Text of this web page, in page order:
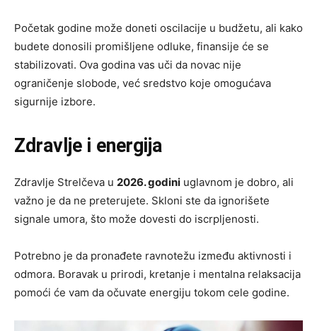
Početak godine može doneti oscilacije u budžetu, ali kako
budete donosili promišljene odluke, finansije će se
stabilizovati. Ova godina vas uči da novac nije
ograničenje slobode, već sredstvo koje omogućava
sigurnije izbore.
Zdravlje i energija
Zdravlje Strelčeva u 2026. godini uglavnom je dobro, ali
važno je da ne preterujete. Skloni ste da ignorišete
signale umora, što može dovesti do iscrpljenosti.
Potrebno je da pronađete ravnotežu između aktivnosti i
odmora. Boravak u prirodi, kretanje i mentalna relaksacija
pomoći će vam da očuvate energiju tokom cele godine.